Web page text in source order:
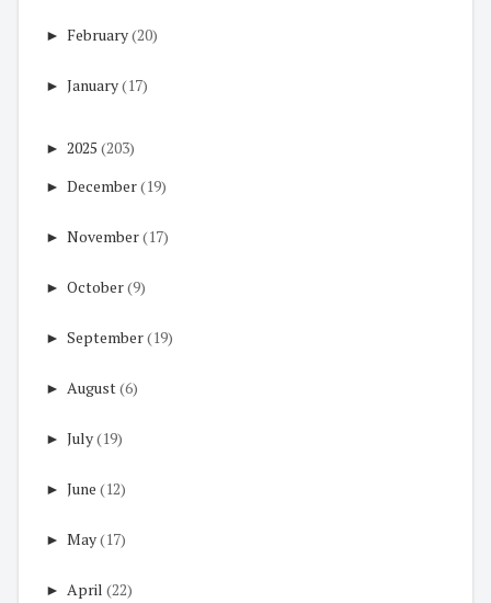
► February(20)
► January(17)
► 2025 (203)
► December(19)
► November(17)
► October(9)
► September(19)
► August(6)
► July(19)
► June (12)
► May(17)
► April (22)